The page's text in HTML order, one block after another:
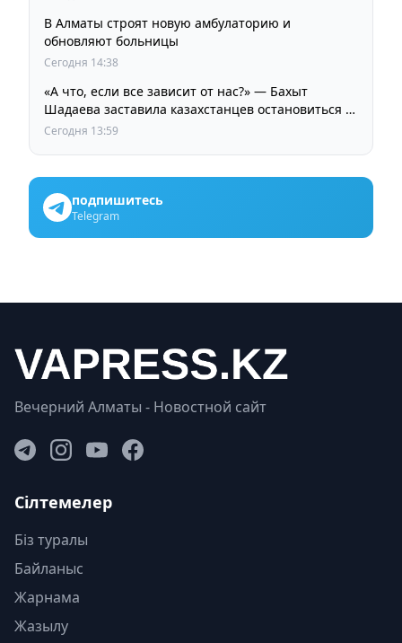
В Алматы строят новую амбулаторию и
обновляют больницы
Сегодня 14:38
«А что, если все зависит от нас?» — Бахыт
Шадаева заставила казахстанцев остановиться и
задуматься
Сегодня 13:59
подпишитесь
Telegram
Вечерний Алматы - Новостной сайт
Сілтемелер
Біз туралы
Байланыс
Жарнама
Жазылу